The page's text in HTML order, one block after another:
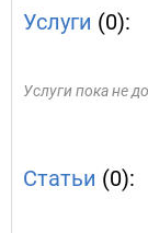
Услуги (0):
Услуги пока не
Статьи (0):